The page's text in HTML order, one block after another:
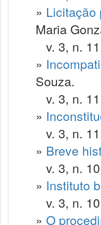
» Licitação
Maria
v. 3, n.
»
Souza.
v. 3, n.
»
v. 3, n.
» Breve
v. 3, n.
» Instituto
v. 3, n.
» O